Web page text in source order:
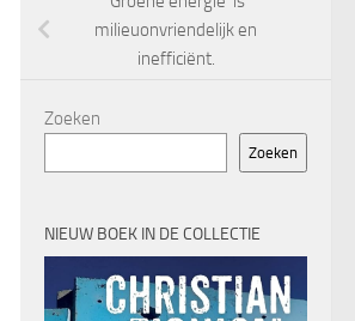
milieuonvriendelijk en
inefficiënt.
Zoeken
Zoeken
NIEUW BOEK IN DE COLLECTIE